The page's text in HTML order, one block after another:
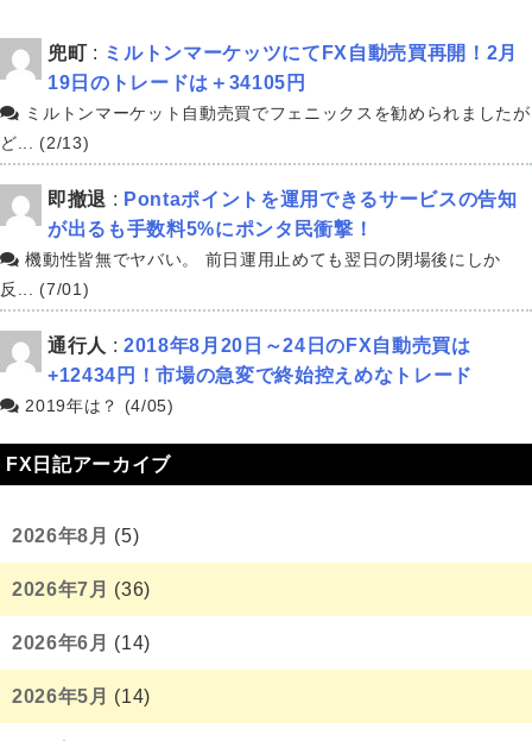
兜町 : ミルトンマーケッツにてFX自動売買再開！2月
19日のトレードは＋34105円
ミルトンマーケット自動売買でフェニックスを勧められましたが
ど... (2/13)
即撤退 : Pontaポイントを運用できるサービスの告知
が出るも手数料5%にポンタ民衝撃！
機動性皆無でヤバい。 前日運用止めても翌日の閉場後にしか
反... (7/01)
通行人 : 2018年8月20日～24日のFX自動売買は
+12434円！市場の急変で終始控えめなトレード
2019年は？ (4/05)
FX日記アーカイブ
2026年8月 (5)
2026年7月 (36)
2026年6月 (14)
2026年5月 (14)